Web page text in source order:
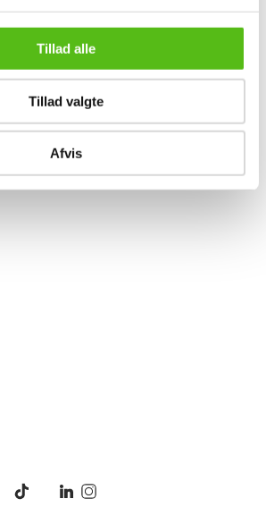
Tillad alle
Tillad valgte
Afvis